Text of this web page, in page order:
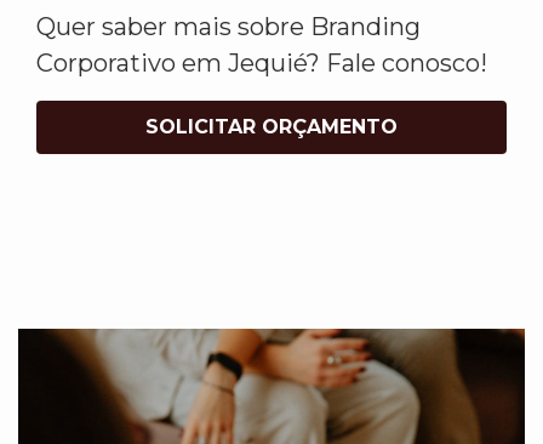
Quer saber mais sobre Branding
Corporativo em Jequié? Fale conosco!
SOLICITAR ORÇAMENTO